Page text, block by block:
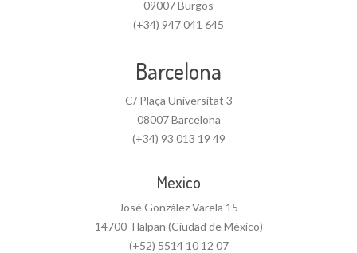
09007 Burgos
(+34) 947 041 645
Barcelona
C/ Plaça Universitat 3
08007 Barcelona
(+34) 93 013 19 49
Mexico
José González Varela 15
14700 Tlalpan (Ciudad de México)
(+52) 5514 10 12 07